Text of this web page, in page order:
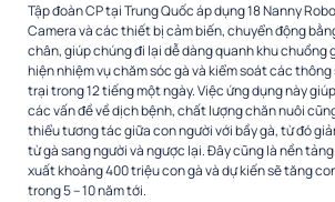
Tập đoàn CP tại Trung Quốc áp dụng 18 Nanny
Camera và các thiết bị cảm biến, chuyển động
chân, giúp chúng đi lại dễ dàng quanh khu chuồng
hiện nhiệm vụ chăm sóc gà và kiểm soát các
trại trong 12 tiếng một ngày. Việc ứng dụng này
các vấn đề về dịch bệnh, chất lượng chăn nuôi
thiểu tương tác giữa con người với bầy gà, từ đó
từ gà sang người và ngược lại. Đây cũng là nền
xuất khoảng 400 triệu con gà và dự kiến sẽ tăng
trong 5 – 10 năm tới.